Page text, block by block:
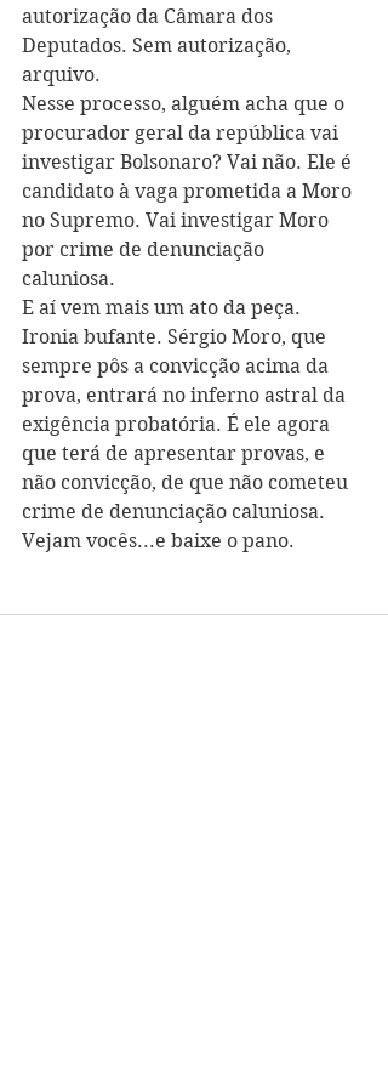
autorização da Câmara dos
Deputados. Sem autorização,
arquivo.
Nesse processo, alguém acha que o
procurador geral da república vai
investigar Bolsonaro? Vai não. Ele é
candidato à vaga prometida a Moro
no Supremo. Vai investigar Moro
por crime de denunciação
caluniosa.
E aí vem mais um ato da peça.
Ironia bufante. Sérgio Moro, que
sempre pôs a convicção acima da
prova, entrará no inferno astral da
exigência probatória. É ele agora
que terá de apresentar provas, e
não convicção, de que não cometeu
crime de denunciação caluniosa.
Vejam vocês...e baixe o pano.